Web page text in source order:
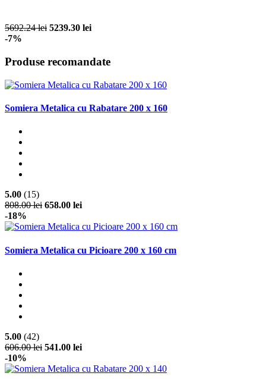
5692.24 lei 5239.30 lei
-7%
Produse recomandate
Somiera Metalica cu Rabatare 200 x 160
5.00 (15)
808.00 lei 658.00 lei
-18%
Somiera Metalica cu Picioare 200 x 160 cm
5.00 (42)
606.00 lei 541.00 lei
-10%